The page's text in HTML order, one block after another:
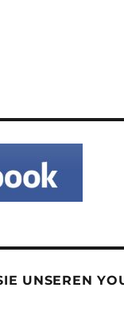
UNSEREN